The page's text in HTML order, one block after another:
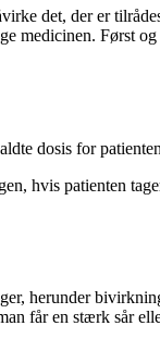
det, der er
medicinen. Først
dosis for
hvis patienten
herunder
får en stærk sår